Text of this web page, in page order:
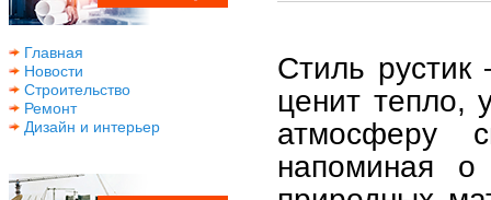
Главная
Новости
Строительство
Ремонт
Дизайн и интерьер
Стиль
ценит тепло,
атмосферу
напоминая о